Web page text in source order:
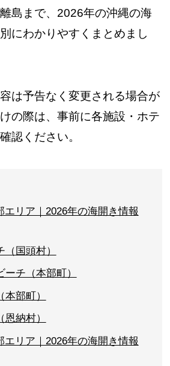
島まで、2026年の沖縄の海
にわかりやすくまとめまし
は予告なく変更される場合が
の際は、事前に各施設・ホテ
認ください。
エリア｜2026年の海開き情報
国頭村）
チ（本部町）
部町）
納村）
エリア｜2026年の海開き情報